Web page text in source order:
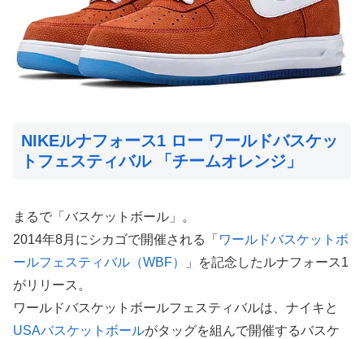
NIKEルナフォース1 ロー ワールドバスケッ
トフェスティバル 「チームオレンジ」
まるで「バスケットボール」。
2014年8月にシカゴで開催される「 ワールドバスケットボ
ールフェスティバル（WBF）
」を記念したルナフォース1
がリリース。
ワールドバスケットボールフェスティバルは、ナイキと
USAバスケットボールがタッグを組んで開催するバスケ